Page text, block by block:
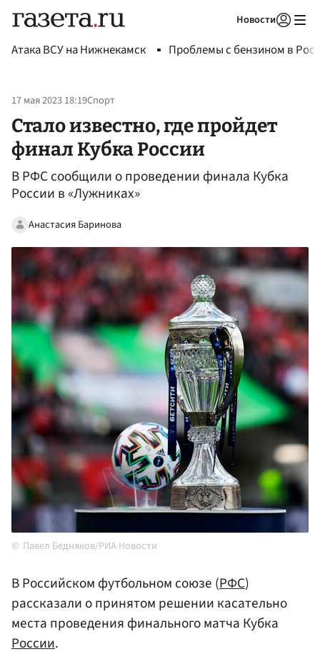
Новости
Атака ВСУ на Нижнекамск Проблемы с бензином в
17 мая 2023 18:19Спорт
Стало известно, где пройдет
финал Кубка России
В РФС сообщили о проведении финала Кубка
России в «Лужниках»
Анастасия Баринова
Павел Бедняков/РИА Новости
В Российском футбольном союзе (РФС)
рассказали о принятом решении касательно
места проведения финального матча Кубка
России.